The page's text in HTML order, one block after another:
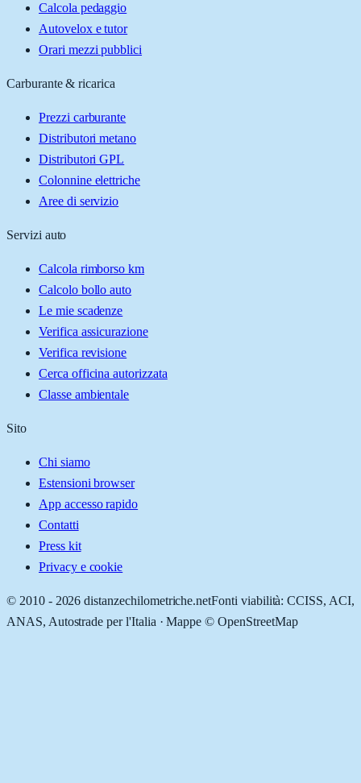
Calcola pedaggio
Autovelox e tutor
Orari mezzi pubblici
Carburante & ricarica
Prezzi carburante
Distributori metano
Distributori GPL
Colonnine elettriche
Aree di servizio
Servizi auto
Calcola rimborso km
Calcolo bollo auto
Le mie scadenze
Verifica assicurazione
Verifica revisione
Cerca officina autorizzata
Classe ambientale
Sito
Chi siamo
Estensioni browser
App accesso rapido
Contatti
Press kit
Privacy e cookie
© 2010 - 2026 distanzechilometriche.netFonti viabilità: CCISS, ACI,
ANAS, Autostrade per l'Italia · Mappe © OpenStreetMap